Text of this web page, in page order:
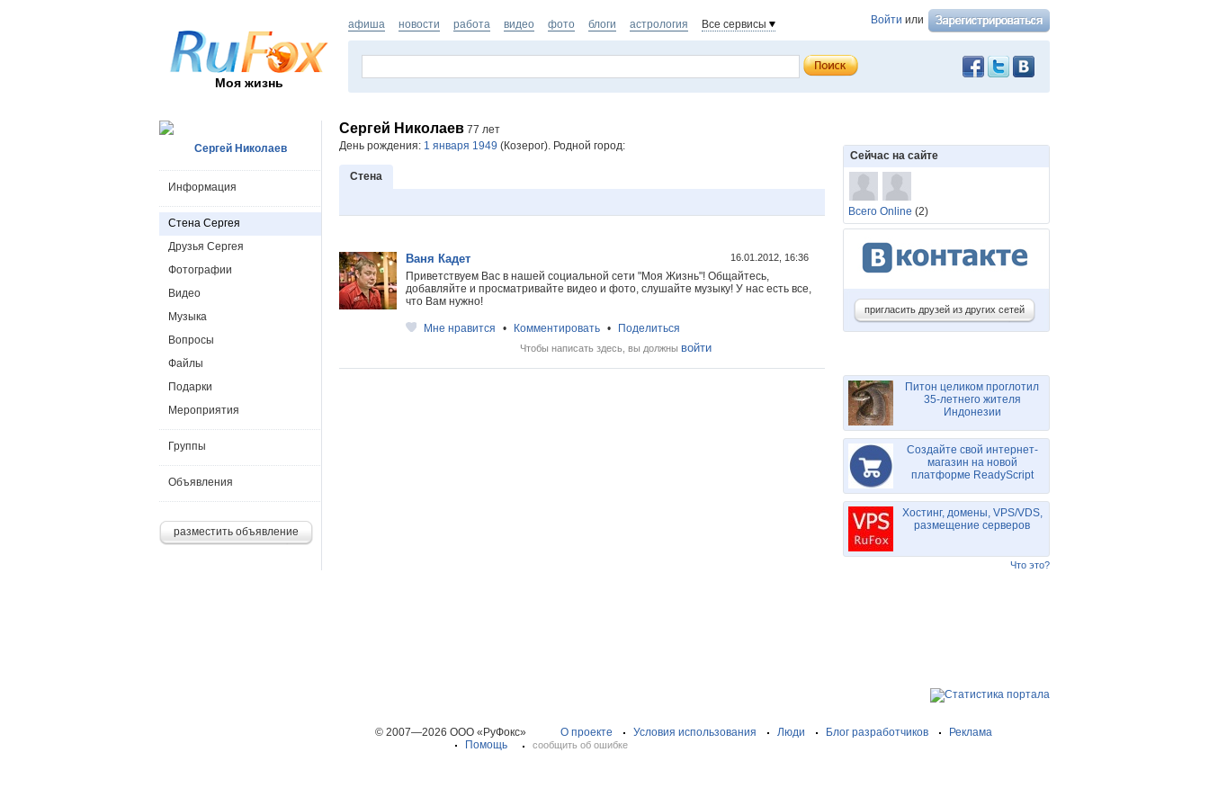
Моя жизнь
Войти или
афиша новости работа видео фото блоги астрология Все сервисы
Сергей Николаев 77 лет
День рождения: 1 января 1949 (Козерог). Родной город:
Стена
16.01.2012, 16:36
Ваня Кадет
Приветствуем Вас в нашей социальной сети "Моя Жизнь"! Общайтесь,
добавляйте и просматривайте видео и фото, слушайте музыку! У нас есть все,
что Вам нужно!
Мне нравится • Комментировать • Поделиться
Чтобы написать здесь, вы должны войти
Сергей Николаев
Информация
Стена Сергея
Друзья Сергея
Фотографии
Видео
Музыка
Вопросы
Файлы
Подарки
Мероприятия
Группы
Объявления
разместить объявление
Сейчас на сайте
Всего Online (2)
пригласить друзей из других сетей
Питон целиком проглотил
35-летнего жителя
Индонезии
Создайте свой интернет-
магазин на новой
платформе ReadyScript
Хостинг, домены, VPS/VDS,
размещение серверов
Что это?
© 2007—2026 ООО «РуФокс» О проекте Условия использования Люди Блог разработчиков
Реклама
Помощь
сообщить об ошибке